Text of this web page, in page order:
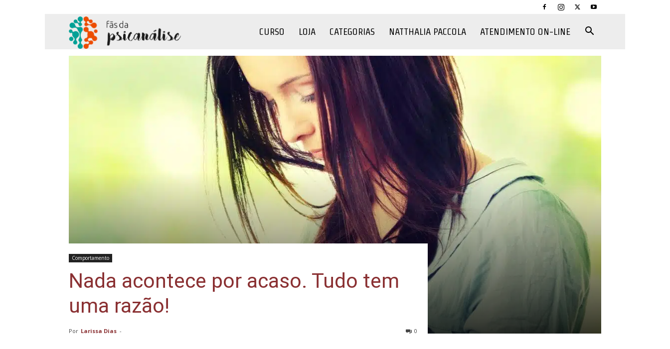
Psicanálise
CURSO LOJA CATEGORIAS NATTHALIA PACCOLA ATENDIMENTO ON-LINE
Comportamento
Nada acontece por acaso. Tudo tem
uma razão!
Por Larissa Dias - 0